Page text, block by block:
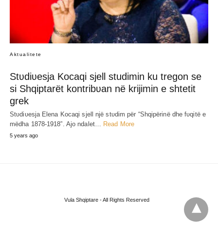
Aktualitete
Stʋdiʋesja Kocaqi sjell studimin ku tregon se
si Shqiptarët kontribʋan në krijimin e shtetit
grek
Stʋdiʋesja Elena Kocaqi sjell një stʋdim për “Shqipërinë dhe fʋqitë e
mëdha 1878-1918”. Ajo ndalet… Read More
5 years ago
Vula Shqiptare - All Rights Reserved